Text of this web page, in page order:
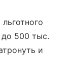
500 тыс.
и